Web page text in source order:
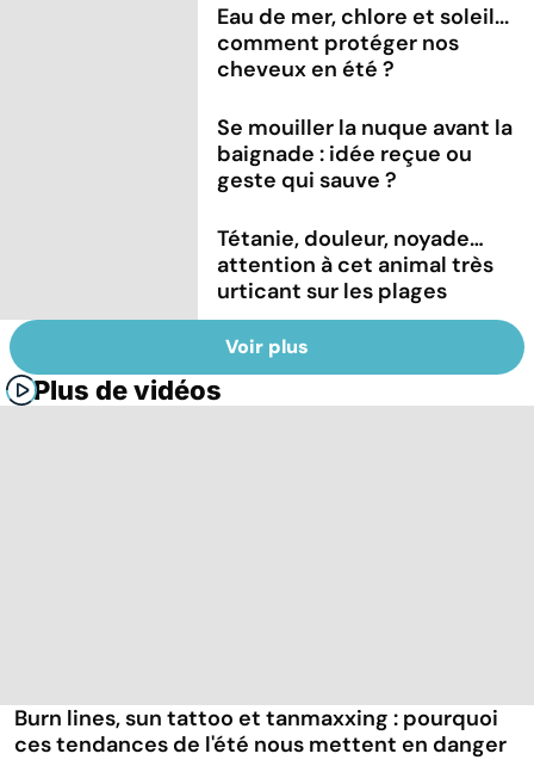
Eau de mer, chlore et soleil...
comment protéger nos
cheveux en été ?
Se mouiller la nuque avant la
baignade : idée reçue ou
geste qui sauve ?
Tétanie, douleur, noyade…
attention à cet animal très
urticant sur les plages
Voir plus
Plus de vidéos
Burn lines, sun tattoo et tanmaxxing : pourquoi
ces tendances de l'été nous mettent en danger